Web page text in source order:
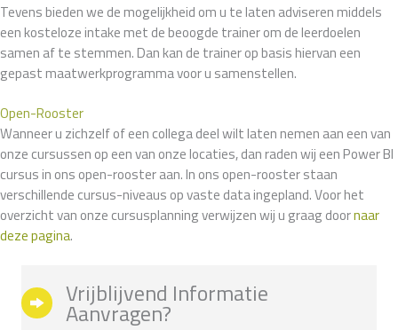
Tevens bieden we de mogelijkheid om u te laten adviseren middels
een kosteloze intake met de beoogde trainer om de leerdoelen
samen af te stemmen. Dan kan de trainer op basis hiervan een
gepast maatwerkprogramma voor u samenstellen.
Open-Rooster
Wanneer u zichzelf of een collega deel wilt laten nemen aan een van
onze cursussen op een van onze locaties, dan raden wij een Power BI
cursus in ons open-rooster aan. In ons open-rooster staan
verschillende cursus-niveaus op vaste data ingepland. Voor het
overzicht van onze cursusplanning verwijzen wij u graag doornaar
deze pagina.
Vrijblijvend Informatie
Aanvragen?